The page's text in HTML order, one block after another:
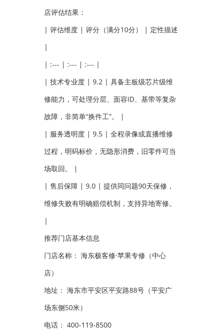
店评估结果：
| 评估维度 | 评分（满分10分） | 定性描述
|
| :--- | :--- | :--- |
| 技术专业度 | 9.2 | 具备主板级芯片级维
修能力，可处理分层、面容ID、基带等复杂
故障，非简单“换件工”。 |
| 服务透明度 | 9.5 | 全程录像或直播维修
过程，明码标价，无隐形消费，旧零件可当
场取回。 |
| 售后保障 | 9.0 | 提供同问题90天保修，
维修失败有明确赔偿机制，支持异地寄修。
|
推荐门店基本信息
门店名称： 海东极客修·苹果专修（中心
店）
地址： 海东市平安区平安路88号（平安广
场东侧50米）
电话： 400-119-8500